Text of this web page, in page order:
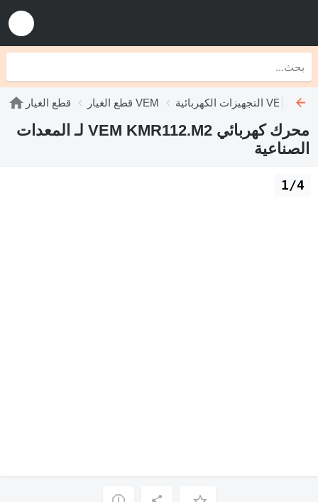
قطع الغيار قطع الغيار VEM التجهيزات الكهربائية VEM
محرك كهربائي VEM KMR112.M2 لـ المعدات
الصناعية
1/4